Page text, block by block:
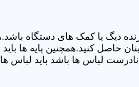
دیگ یا کمک های دستگاه
حاصل کنید.همچنین پایه
لباس ها باشد باید لباس